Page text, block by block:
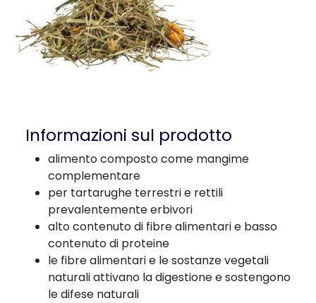
Informazioni sul prodotto
alimento composto come mangime
complementare
per tartarughe terrestri e rettili
prevalentemente erbivori
alto contenuto di fibre alimentari e basso
contenuto di proteine
le fibre alimentari e le sostanze vegetali
naturali attivano la digestione e sostengono
le difese naturali